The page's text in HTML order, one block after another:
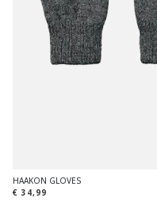
HAAKON GLOVES
€ 34,99